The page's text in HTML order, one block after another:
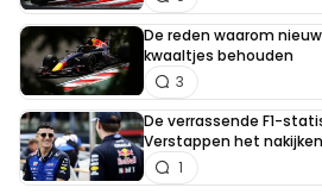
De reden waarom
kwaaltjes behouden
3
De verrassende F1-
Verstappen het
1